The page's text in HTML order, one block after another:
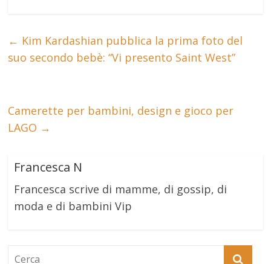
← Kim Kardashian pubblica la prima foto del
suo secondo bebè: “Vi presento Saint West”
Camerette per bambini, design e gioco per
LAGO →
Francesca N
Francesca scrive di mamme, di gossip, di
moda e di bambini Vip